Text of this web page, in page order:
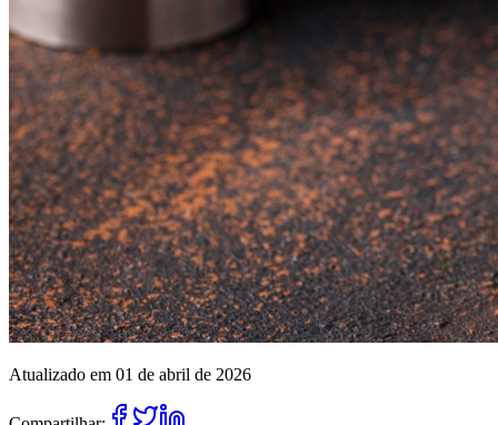
Atualizado em 01 de abril de 2026